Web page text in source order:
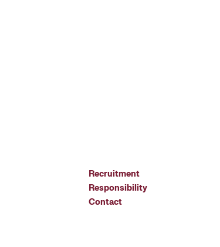
Recruitment
Responsibility
Contact